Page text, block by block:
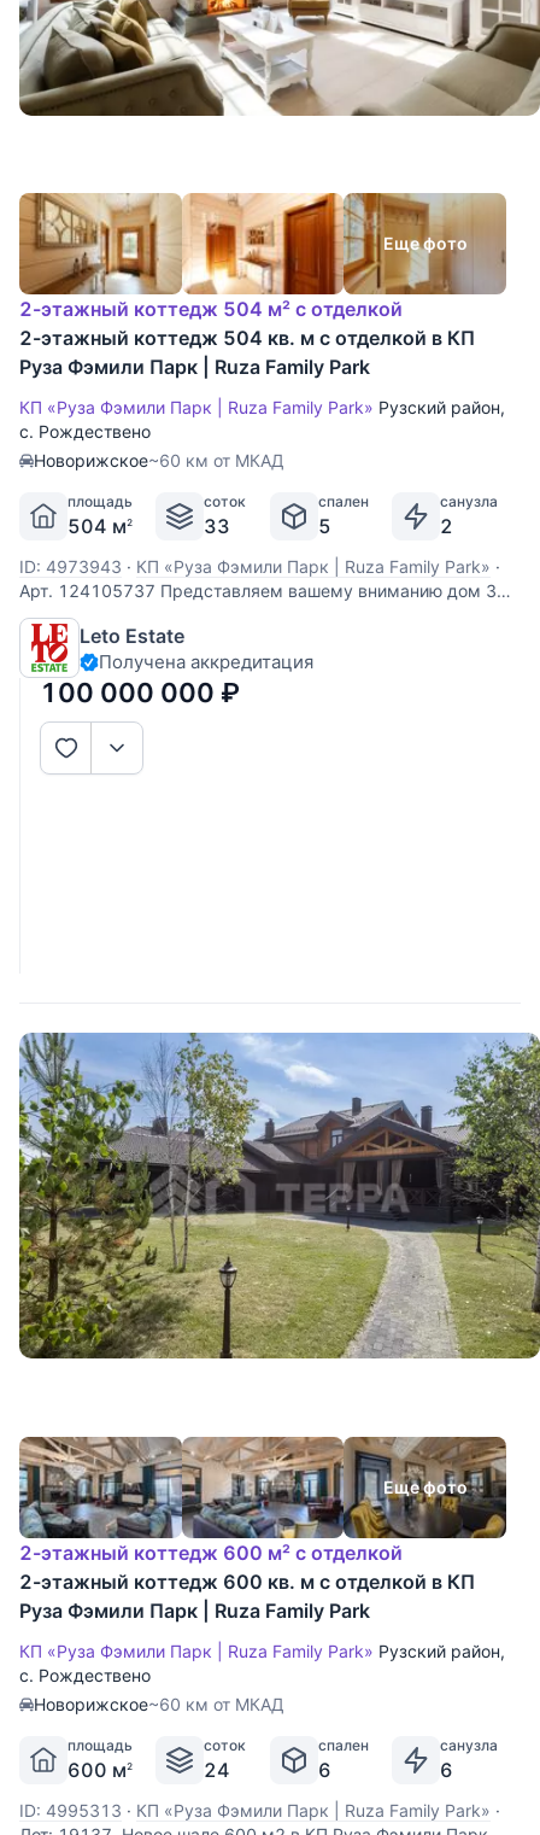
Еще фото
2-этажный коттедж 504 м² с отделкой
2-этажный коттедж 504 кв. м с отделкой в КП
Руза Фэмили Парк | Ruza Family Park
КП «Руза Фэмили Парк | Ruza Family Park» Рузский район,
с. Рождествено
Новорижское~60 км от МКАД
площадь
504 м2
соток
33
спален
5
санузла
2
ID: 4973943 · КП «Руза Фэмили Парк | Ruza Family Park» ·
Арт. 124105737 Представляем вашему вниманию дом 340
кв.м. из бруса на лесном участке у озера в охраняемом
коттеджном поселке Руза Фэмили Парк, расположенном в
68 км от МКАД по Новорижскому шоссе. Дом из бруса
построен в 2017 году, отапливается
Leto Estate
Получена аккредитация
100 000 000 ₽
Еще фото
2-этажный коттедж 600 м² с отделкой
2-этажный коттедж 600 кв. м с отделкой в КП
Руза Фэмили Парк | Ruza Family Park
КП «Руза Фэмили Парк | Ruza Family Park» Рузский район,
с. Рождествено
Новорижское~60 км от МКАД
площадь
600 м2
соток
24
спален
6
санузла
6
ID: 4995313 · КП «Руза Фэмили Парк | Ruza Family Park» ·